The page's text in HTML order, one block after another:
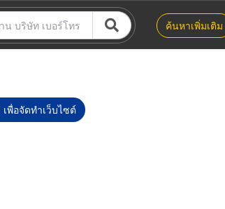
ค้นหาเพิ่มเติม
พื่อจัดทำเว็บไซต์